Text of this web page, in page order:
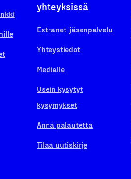
yhteyksissä
Extranet-jäsenpalvelu
Yhteystiedot
Medialle
Usein kysytyt
kysymykset
Anna palautetta
Tilaa uutiskirje